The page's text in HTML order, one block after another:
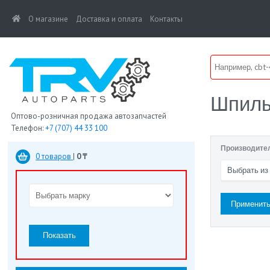
(current)
О магазине Доставка и оплата Контакты
Оптово-розничная продажа автозапчастей
Телефон:+7 (707) 44 33 100
0 товаров | 0 ₸
Показать
Выбрать из